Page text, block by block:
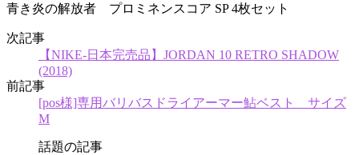
青き炎の解放者 プロミネンスコア SP 4枚セット
次記事
【NIKE-日本完売品】JORDAN 10 RETRO SHADOW
(2018)
前記事
[pos様]専用バリバスドライアーマー鮎ベスト サイズ
M
話題の記事